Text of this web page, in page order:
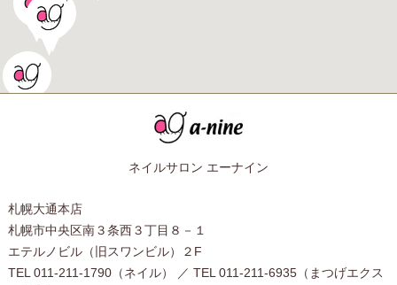
ネイルサロン エーナイン
札幌大通本店
札幌市中央区南３条西３丁目８－１
エテルノビル（旧スワンビル）２F
TEL 011-211-1790（ネイル） ／ TEL 011-211-6935（まつげエクス